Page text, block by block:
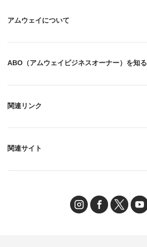
アムウェイについて
ABO（アムウェイビジネスオーナー）を知る
関連リンク
関連サイト